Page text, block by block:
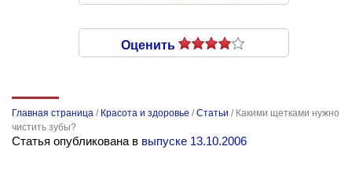
Оценить
Главная страница / Красота и здоровье /Статьи / Какими щетками нужно
чистить зубы?
Статья опубликована в выпуске 13.10.2006